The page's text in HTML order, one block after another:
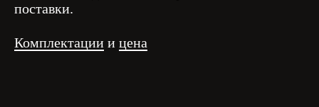
поставки.
Комплектации и цена